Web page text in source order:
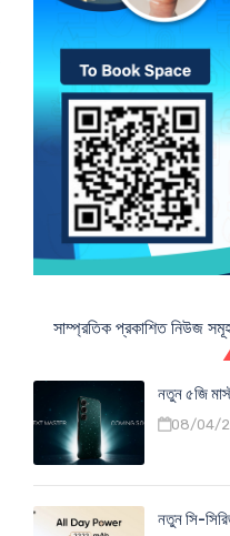
সাম্প্রতিক প্রকাশিত নিউজ
নতুন ৫জি
08/04/
নতুন সি-